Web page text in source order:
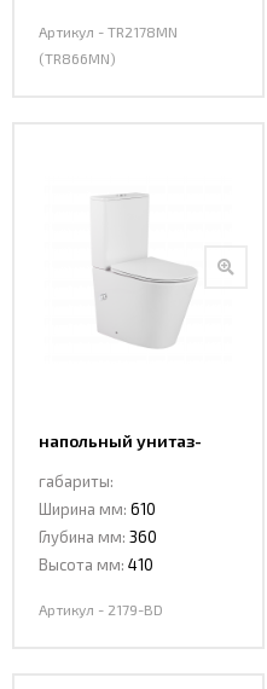
Артикул - TR2178MN
(TR866MN)
напольный унитаз-
BD
габариты:
Ширина мм: 610
Глубина мм: 360
Высота мм: 410
Артикул - 2179-BD